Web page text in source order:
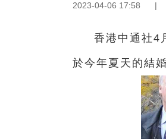
2023-04-06 17:58 |
香港中通社4
於今年夏天的結